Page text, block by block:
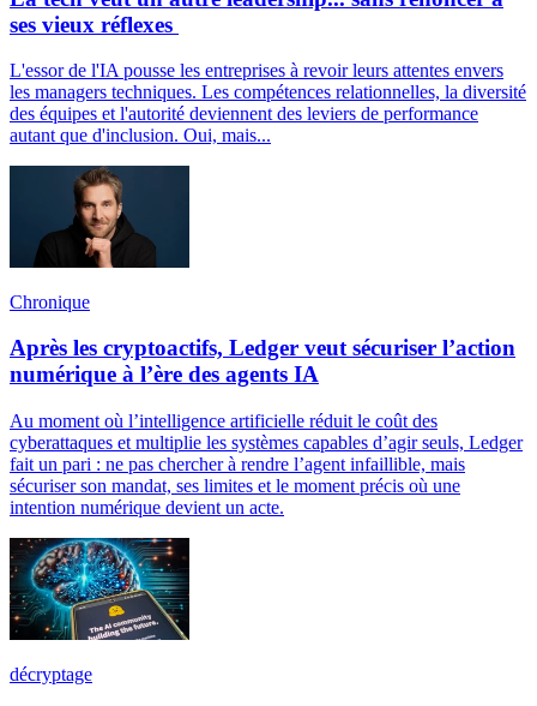
ses vieux réflexes
L'essor de l'IA pousse les entreprises à revoir leurs attentes envers
les managers techniques. Les compétences relationnelles, la diversité
des équipes et l'autorité deviennent des leviers de performance
autant que d'inclusion. Oui, mais...
Chronique
Après les cryptoactifs, Ledger veut sécuriser l’action
numérique à l’ère des agents IA
Au moment où l’intelligence artificielle réduit le coût des
cyberattaques et multiplie les systèmes capables d’agir seuls, Ledger
fait un pari : ne pas chercher à rendre l’agent infaillible, mais
sécuriser son mandat, ses limites et le moment précis où une
intention numérique devient un acte.
décryptage